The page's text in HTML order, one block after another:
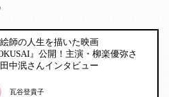
師の人生を描いた映画
』公開！主演・柳楽優弥さ
中泯さんインタビュー
瓦谷登貴子